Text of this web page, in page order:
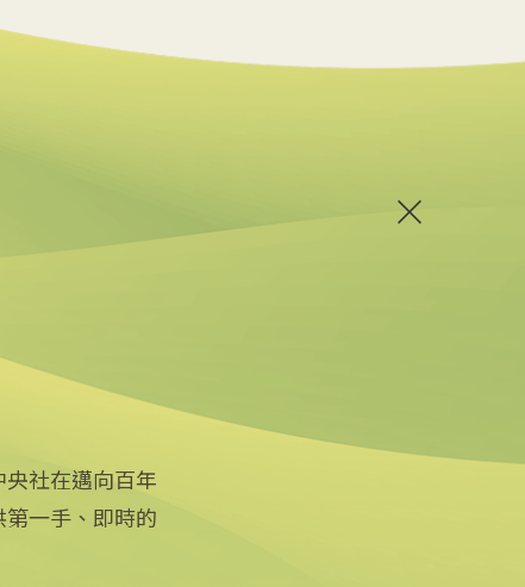
社在邁向百年
一手、即時的